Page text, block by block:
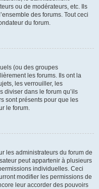
ou de modérateurs, etc. Ils
des forums. Tout ceci
du forum.
(ou des groupes
les forums. Ils ont la
les verrouiller, les
diviser dans le forum qu’ils
sont présents pour que les
le forum.
les administrateurs du forum de
peut appartenir à plusieurs
individuelles. Ceci
modifier les permissions de
leur accorder des pouvoirs